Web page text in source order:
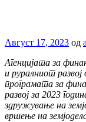
Август 17, 2023 од
Агенцијата за
и руралниот развој
програмата за
развој за 2023
здружување на
вршење на